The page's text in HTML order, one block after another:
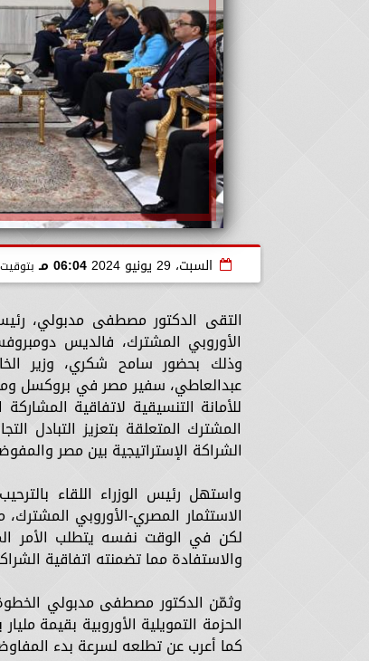
السبت، 29 يونيو 2024 06:04 مـ
التقى الدكتور مصطفى مدبولي،
الأوروبي المشترك، فالديس
وذلك بحضور سامح شكري، وزير
عبدالعاطي، سفير مصر في بروكسل
للأمانة التنسيقية لاتفاقية
المشترك المتعلقة بتعزيز التبادل
الشراكة الإستراتيجية بين مصر
واستهل رئيس الوزراء اللقاء
الاستثمار المصري-الأوروبي المشترك،
لكن في الوقت نفسه يتطلب الأمر
والاستفادة مما تضمنته اتفاقية
وثمّن الدكتور مصطفى مدبولي
الحزمة التمويلية الأوروبية بقيمة
كما أعرب عن تطلعه لسرعة بدء المفاوضات